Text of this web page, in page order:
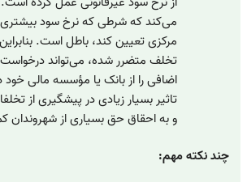
می‌کند که شرطی که نرخ سود بیشتری
مرکزی تعیین کند، باطل است.
تخلف متضرر شده، می‌تواند درخواست
اضافی را از بانک یا مؤسسه مالی خود
تاثیر بسیار زیادی در پیشگیری از
و به احقاق حق بسیاری از
چند نکته مهم: